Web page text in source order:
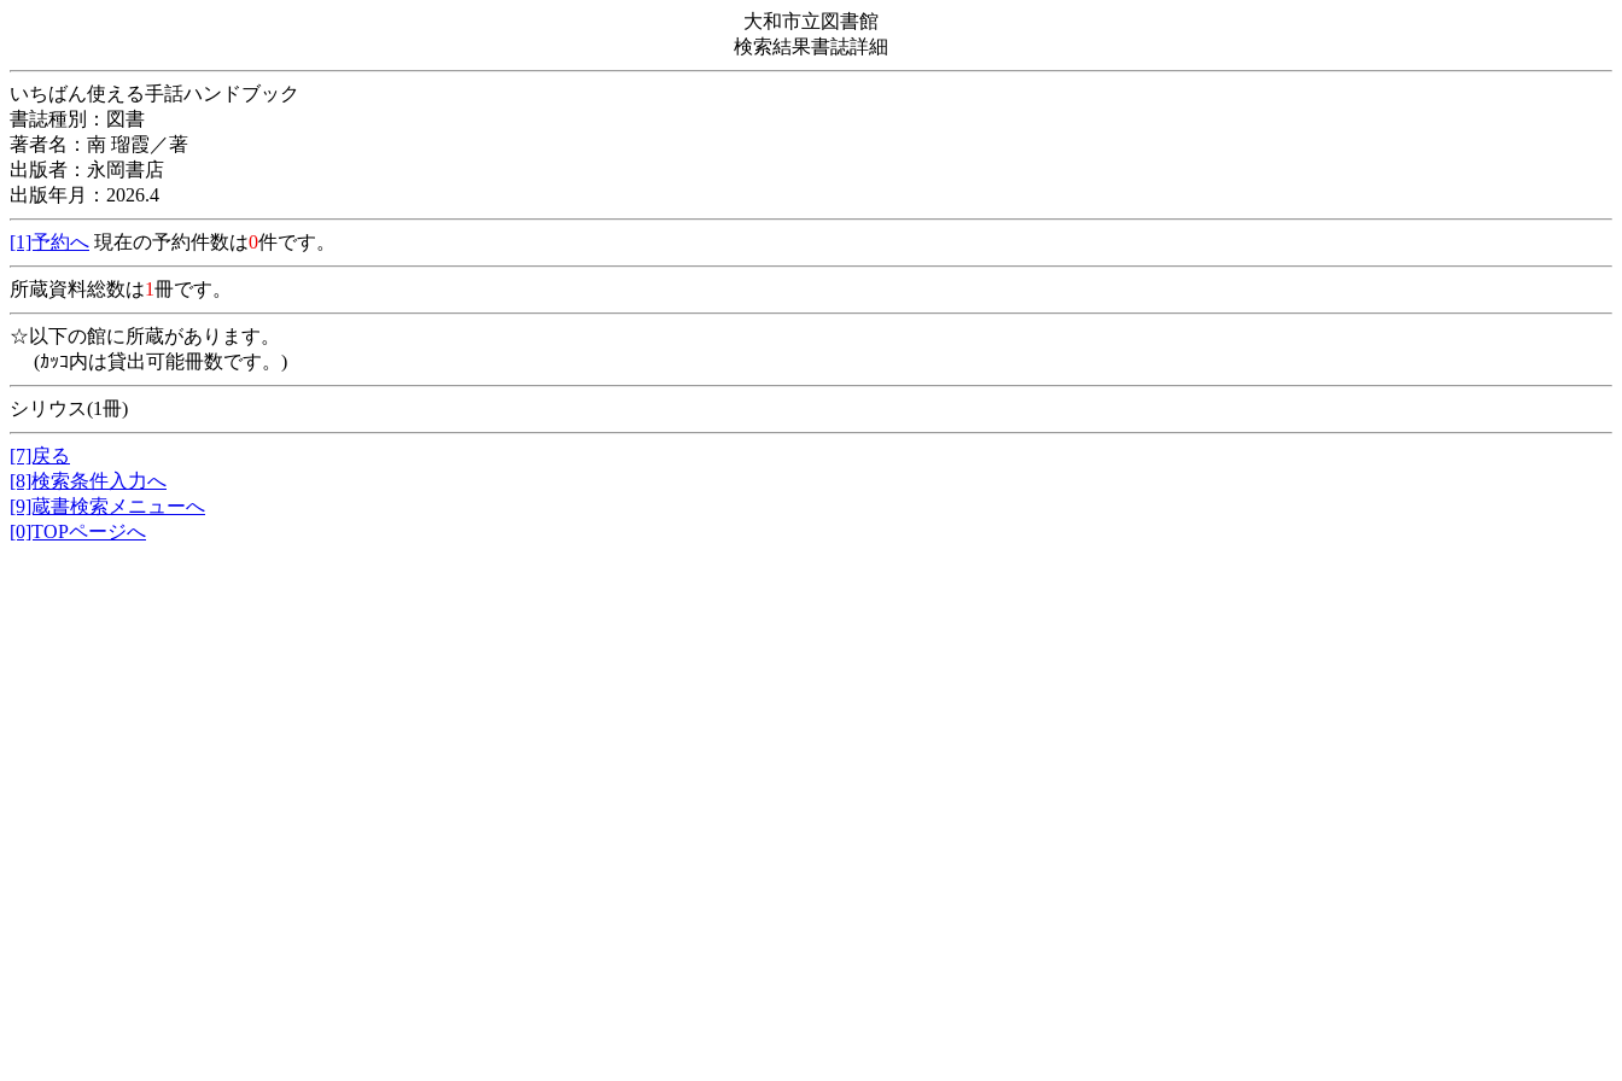
大和市立図書館
検索結果書誌詳細
いちばん使える手話ハンドブック
書誌種別：図書
著者名：南 瑠霞／著
出版者：永岡書店
出版年月：2026.4
[1]予約へ 現在の予約件数は0件です。
所蔵資料総数は1冊です。
☆以下の館に所蔵があります。
(ｶｯｺ内は貸出可能冊数です。)
シリウス(1冊)
[7]戻る
[8]検索条件入力へ
[9]蔵書検索メニューへ
[0]TOPページへ